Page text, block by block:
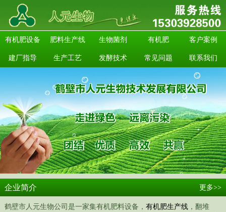
有机肥设备 肥料生产线 生物菌剂 有机肥 客户案例
建厂指导 生产工艺 发酵技术 常见问题 联系我们
企业简介 更多>>
鹤壁市人元生物公司是一家集有机肥料设备，有机肥生产线 ，翻堆